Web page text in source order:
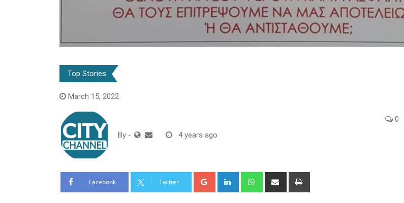
Top Stories
March 15, 2022
By - 4 years ago
0
Facebook Twitter Google+ LinkedIn WhatsappShare